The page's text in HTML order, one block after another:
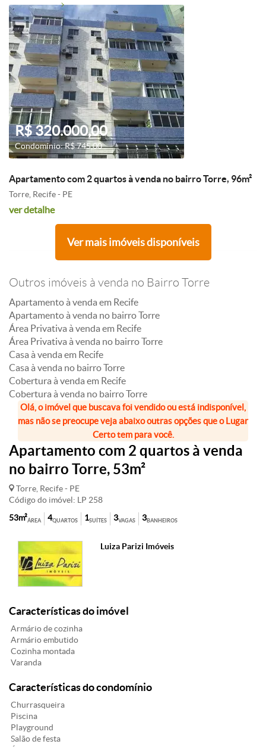
R$ 320.000,00
Condomínio: R$ 745,00
Apartamento com 2 quartos à venda no bairro Torre, 96m²
Torre, Recife - PE
ver detalhe
Ver mais imóveis disponíveis
Outros imóveis à venda no Bairro Torre
Apartamento à venda em Recife
Apartamento à venda no bairro Torre
Área Privativa à venda em Recife
Área Privativa à venda no bairro Torre
Casa à venda em Recife
Casa à venda no bairro Torre
Cobertura à venda em Recife
Cobertura à venda no bairro Torre
Olá, o imóvel que buscava foi vendido ou está indisponível,
mas não se preocupe veja abaixo outras opções que o Lugar
Certo tem para você.
Apartamento com 2 quartos à venda
no bairro Torre, 53m²
Torre, Recife - PE
Código do imóvel: LP 258
ÁREA
53m² QUARTOS
4 SUÍTES
1 VAGAS
3 BANHEIROS
3
Luiza Parizi Imóveis
Características do imóvel
Armário de cozinha
Armário embutido
Cozinha montada
Varanda
Características do condomínio
Churrasqueira
Piscina
Playground
Salão de festa